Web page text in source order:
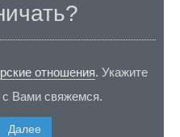
отношения. Укажите
Вами свяжемся.
Далее